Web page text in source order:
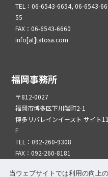
当ウェブサイトでは利用の向上
TEL：06-6543-6654, 06-6543-66
55
FAX：06-6543-6660
info[at]tatosa.com
福岡事務所
〒812-0027
福岡市博多区下川端町2-1
博多リバレインイースト サイト11
F
TEL：092-260-9308
FAX：092-260-8181